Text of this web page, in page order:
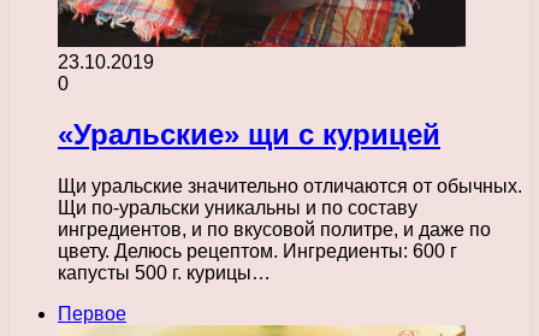
23.10.2019
0
«Уральские» щи с курицей
Щи уральские значительно отличаются от обычных.
Щи по-уральски уникальны и по составу
ингредиентов, и по вкусовой политре, и даже по
цвету. Делюсь рецептом. Ингредиенты: 600 г
капусты 500 г. курицы…
Первое